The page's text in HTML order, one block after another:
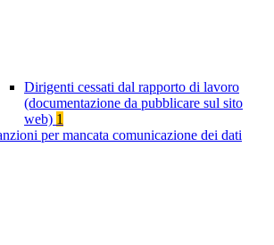
Dirigenti cessati dal rapporto di lavoro
(documentazione da pubblicare sul sito
web) 1
per mancata comunicazione dei dati